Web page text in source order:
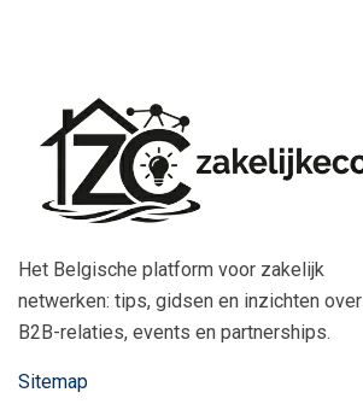
Het Belgische platform voor zakelijk
netwerken: tips, gidsen en inzichten over
B2B-relaties, events en partnerships.
Sitemap